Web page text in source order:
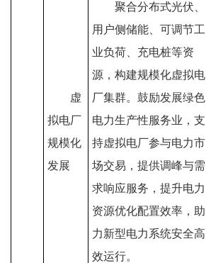
虚
拟电厂
规模化
发展
聚合分布式光伏、
用户侧储能、可调节工
业负荷、充电桩等资
源，构建规模化虚拟电
厂集群。鼓励发展绿色
电力生产性服务业，支
持虚拟电厂参与电力市
场交易，提供调峰与需
求响应服务，提升电力
资源优化配置效率，助
力新型电力系统安全高
效运行。